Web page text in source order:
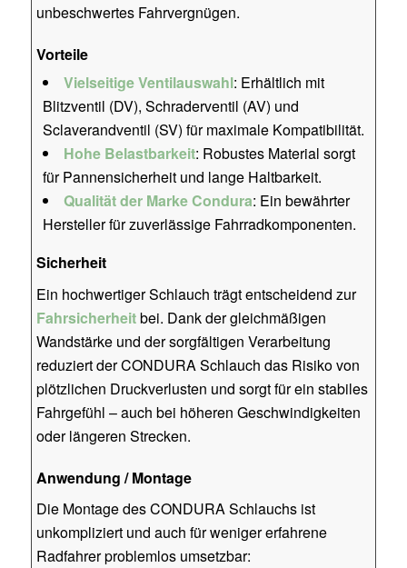
unbeschwertes Fahrvergnügen.
Vorteile
Vielseitige Ventilauswahl: Erhältlich mit
Blitzventil (DV), Schraderventil (AV) und
Sclaverandventil (SV) für maximale Kompatibilität.
Hohe Belastbarkeit: Robustes Material sorgt
für Pannensicherheit und lange Haltbarkeit.
Qualität der Marke Condura: Ein bewährter
Hersteller für zuverlässige Fahrradkomponenten.
Sicherheit
Ein hochwertiger Schlauch trägt entscheidend zur
Fahrsicherheitbei. Dank der gleichmäßigen
Wandstärke und der sorgfältigen Verarbeitung
reduziert der CONDURA Schlauch das Risiko von
plötzlichen Druckverlusten und sorgt für ein stabiles
Fahrgefühl – auch bei höheren Geschwindigkeiten
oder längeren Strecken.
Anwendung / Montage
Die Montage des CONDURA Schlauchs ist
unkompliziert und auch für weniger erfahrene
Radfahrer problemlos umsetzbar: